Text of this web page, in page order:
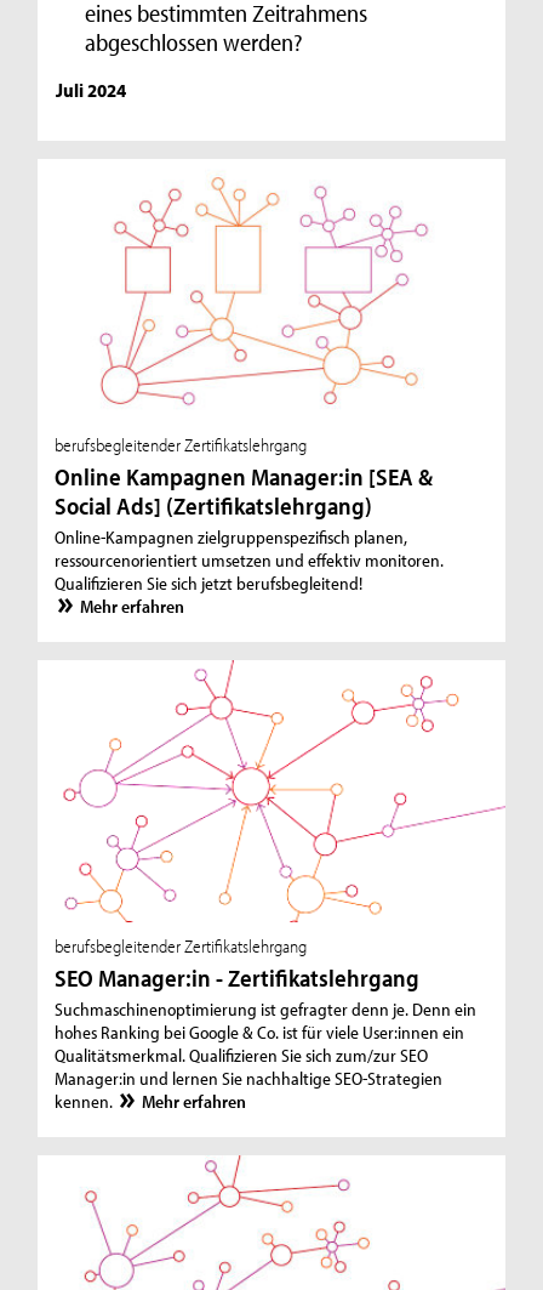
eines bestimmten Zeitrahmens
abgeschlossen werden?
Juli 2024
berufsbegleitender Zertifikatslehrgang
Online Kampagnen Manager:in [SEA &
Social Ads] (Zertifikatslehrgang)
Online-Kampagnen zielgruppenspezifisch planen,
ressourcenorientiert umsetzen und effektiv monitoren.
Qualifizieren Sie sich jetzt berufsbegleitend!
Mehr erfahren
berufsbegleitender Zertifikatslehrgang
SEO Manager:in - Zertifikatslehrgang
Suchmaschinenoptimierung ist gefragter denn je. Denn ein
hohes Ranking bei Google & Co. ist für viele User:innen ein
Qualitätsmerkmal. Qualifizieren Sie sich zum/zur SEO
Manager:in und lernen Sie nachhaltige SEO-Strategien
kennen.
Mehr erfahren